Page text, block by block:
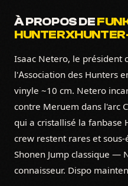
À PROPOS DE
Isaac Netero, le président
l'Association des Hunters
vinyle ~10 cm. Netero
contre Meruem dans l'arc
qui a cristallisé la fanbase
crew restent rares et
Shonen Jump classique —
connaisseur. Dispo